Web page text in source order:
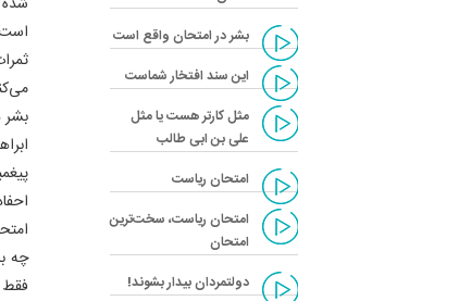
بشر در امتحان واقع است
این سند افتخار شماست
مثل کارتر هست یا مثل
علی بن ابی طالب
امتحان ریاست
امتحان ریاست، سخت‌ترین
امتحان
دولتمردان بیدار بشوند!
بشر
چه